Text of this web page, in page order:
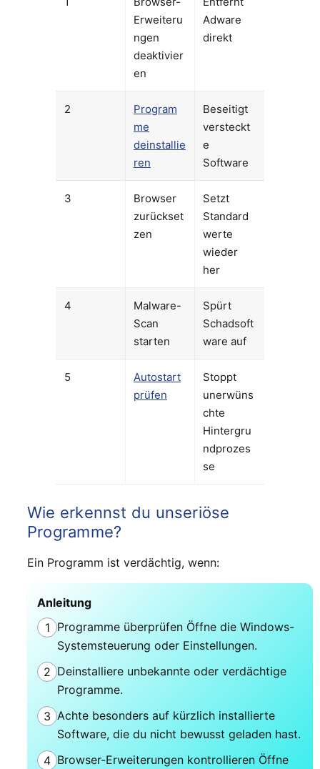
Erweiteru
ngen
deaktivier
en
Adware
direkt
2
Program
me
deinstallie
ren
Beseitigt
versteckt
e
Software
3
Browser
zurückset
zen
Setzt
Standard
werte
wieder
her
4
Malware-
Scan
starten
Spürt
Schadsoft
ware auf
5
Autostart
prüfen
Stoppt
unerwüns
chte
Hintergru
ndprozes
se
Wie erkennst du unseriöse
Programme?
Ein Programm ist verdächtig, wenn:
Anleitung
1 Programme überprüfen Öffne die Windows-
Systemsteuerung oder Einstellungen.
2 Deinstalliere unbekannte oder verdächtige
Programme.
3 Achte besonders auf kürzlich installierte
Software, die du nicht bewusst geladen hast.
4 Browser-Erweiterungen kontrollieren Öffne